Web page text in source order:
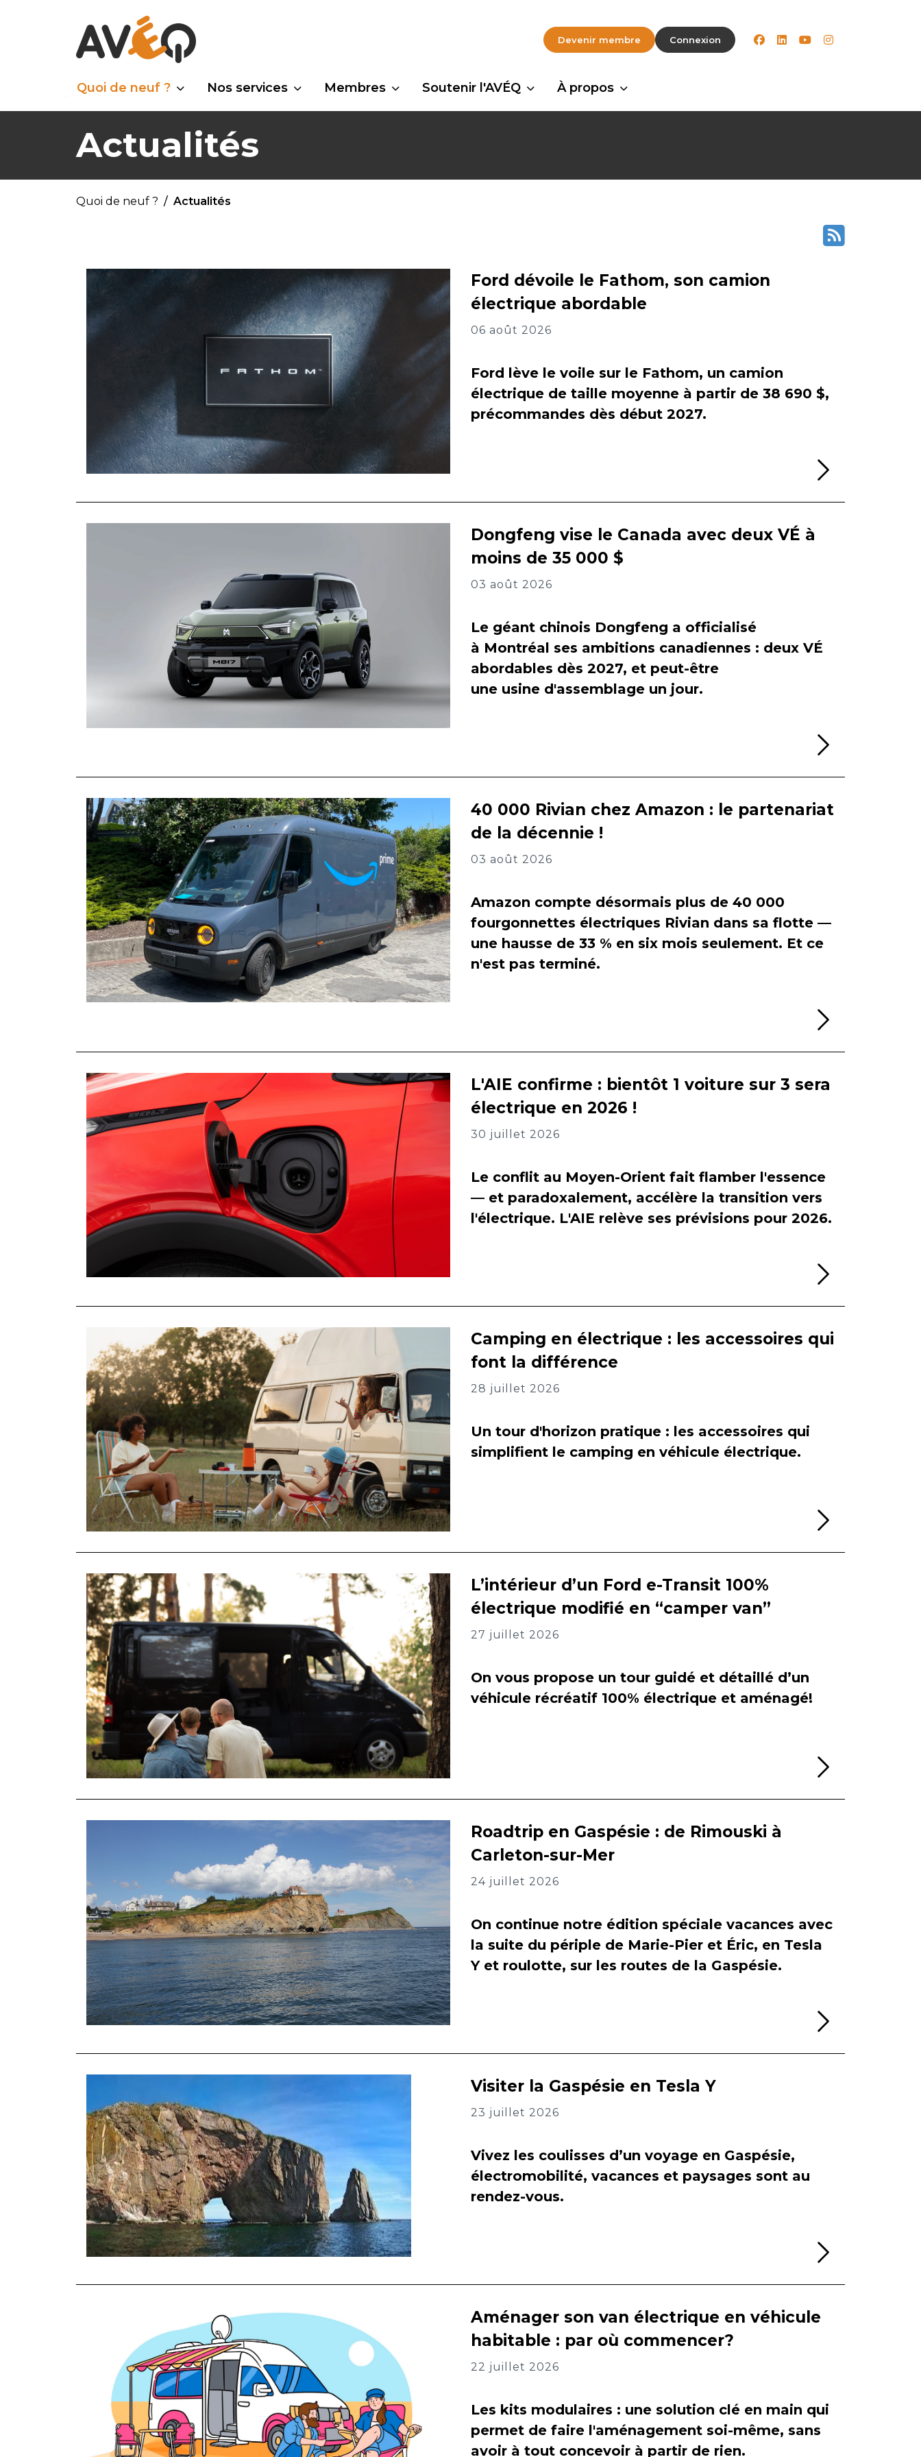
Devenir membre Connexion facebook
linkedinyoutubeinstagram
Quoi de neuf ? Nos services Membres Soutenir l'AVÉQ À propos
Actualités
Quoi de neuf ? Actualités
Ford dévoile le Fathom, son camion
électrique abordable
06 août 2026
Ford lève le voile sur le Fathom, un camion
électrique de taille moyenne à partir de 38 690 $,
précommandes dès début 2027.
Dongfeng vise le Canada avec deux VÉ à
moins de 35 000 $
03 août 2026
Le géant chinois Dongfeng a officialisé
à Montréal ses ambitions canadiennes : deux VÉ
abordables dès 2027, et peut-être
une usine d'assemblage un jour.
40 000 Rivian chez Amazon : le partenariat
de la décennie !
03 août 2026
Amazon compte désormais plus de 40 000
fourgonnettes électriques Rivian dans sa flotte —
une hausse de 33 % en six mois seulement. Et ce
n'est pas terminé.
L'AIE confirme : bientôt 1 voiture sur 3 sera
électrique en 2026 !
30 juillet 2026
Le conflit au Moyen-Orient fait flamber l'essence
— et paradoxalement, accélère la transition vers
l'électrique. L'AIE relève ses prévisions pour 2026.
Camping en électrique : les accessoires qui
font la différence
28 juillet 2026
Un tour d'horizon pratique : les accessoires qui
simplifient le camping en véhicule électrique.
L’intérieur d’un Ford e-Transit 100%
électrique modifié en “camper van”
27 juillet 2026
On vous propose un tour guidé et détaillé d’un
véhicule récréatif 100% électrique et aménagé!
Roadtrip en Gaspésie : de Rimouski à
Carleton-sur-Mer
24 juillet 2026
On continue notre édition spéciale vacances avec
la suite du périple de Marie-Pier et Éric, en Tesla
Y et roulotte, sur les routes de la Gaspésie.
Visiter la Gaspésie en Tesla Y
23 juillet 2026
Vivez les coulisses d’un voyage en Gaspésie,
électromobilité, vacances et paysages sont au
rendez-vous.
Aménager son van électrique en véhicule
habitable : par où commencer?
22 juillet 2026
Les kits modulaires : une solution clé en main qui
permet de faire l'aménagement soi-même, sans
avoir à tout concevoir à partir de rien.